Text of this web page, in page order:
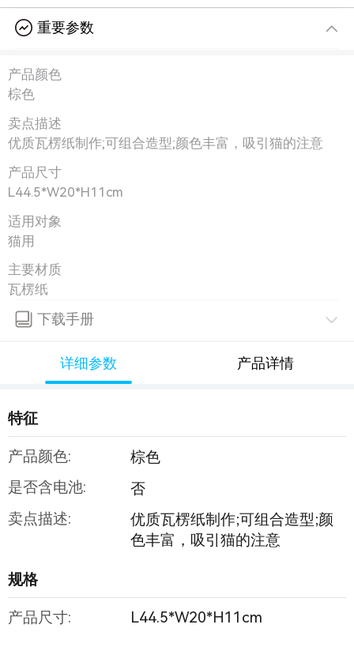
重要参数
产品颜色
棕色
卖点描述
优质瓦楞纸制作;可组合造型;颜色丰富，吸引猫的注意
产品尺寸
L44.5*W20*H11cm
适用对象
猫用
主要材质
瓦楞纸
下载手册
详细参数 产品详情
特征
产品颜色:
棕色
是否含电池:
否
卖点描述:
优质瓦楞纸制作;可组合造型;颜
色丰富，吸引猫的注意
规格
产品尺寸: L44.5*W20*H11cm